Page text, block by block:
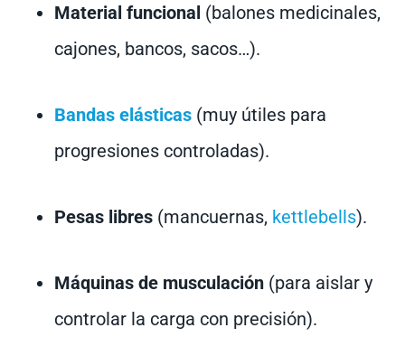
Material funcional (balones medicinales,
cajones, bancos, sacos…).
Bandas elásticas (muy útiles para
progresiones controladas).
Pesas libres (mancuernas, kettlebells).
Máquinas de musculación (para aislar y
controlar la carga con precisión).